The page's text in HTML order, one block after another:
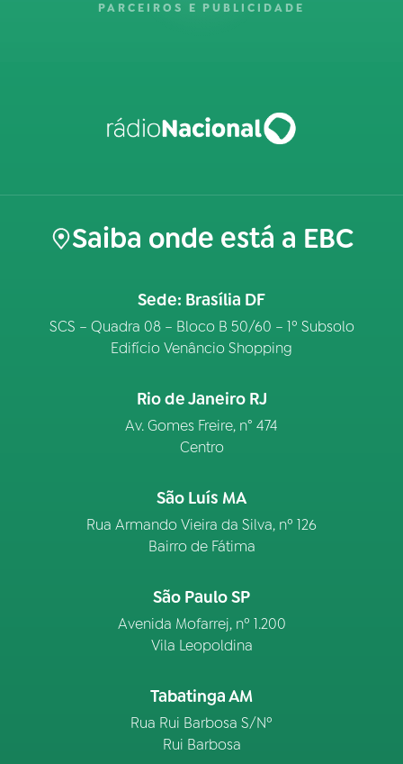
PARCEIROS E PUBLICIDADE
Saiba onde está a EBC
Sede: Brasília DF
SCS – Quadra 08 – Bloco B 50/60 – 1º Subsolo
Edifício Venâncio Shopping
Rio de Janeiro RJ
Av. Gomes Freire, n° 474
Centro
São Luís MA
Rua Armando Vieira da Silva, nº 126
Bairro de Fátima
São Paulo SP
Avenida Mofarrej, nº 1.200
Vila Leopoldina
Tabatinga AM
Rua Rui Barbosa S/Nº
Rui Barbosa